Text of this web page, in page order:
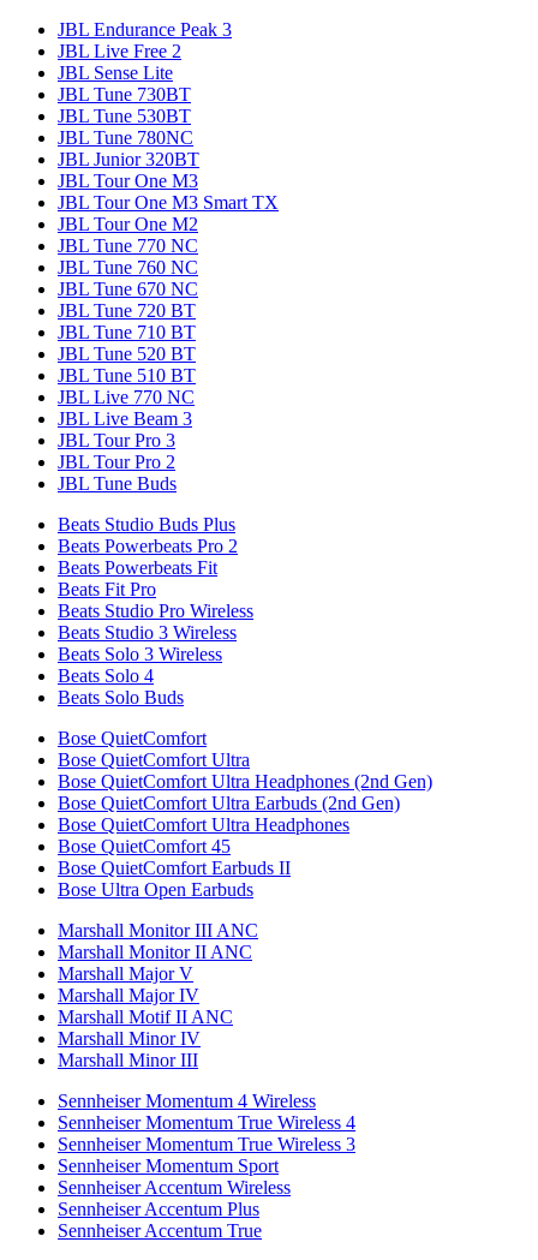
JBL Endurance Peak 3
JBL Live Free 2
JBL Sense Lite
JBL Tune 730BT
JBL Tune 530BT
JBL Tune 780NC
JBL Junior 320BT
JBL Tour One M3
JBL Tour One M3 Smart TX
JBL Tour One M2
JBL Tune 770 NC
JBL Tune 760 NC
JBL Tune 670 NC
JBL Tune 720 BT
JBL Tune 710 BT
JBL Tune 520 BT
JBL Tune 510 BT
JBL Live 770 NC
JBL Live Beam 3
JBL Tour Pro 3
JBL Tour Pro 2
JBL Tune Buds
Beats Studio Buds Plus
Beats Powerbeats Pro 2
Beats Powerbeats Fit
Beats Fit Pro
Beats Studio Pro Wireless
Beats Studio 3 Wireless
Beats Solo 3 Wireless
Beats Solo 4
Beats Solo Buds
Bose QuietComfort
Bose QuietComfort Ultra
Bose QuietComfort Ultra Headphones (2nd Gen)
Bose QuietComfort Ultra Earbuds (2nd Gen)
Bose QuietComfort Ultra Headphones
Bose QuietComfort 45
Bose QuietComfort Earbuds II
Bose Ultra Open Earbuds
Marshall Monitor III ANC
Marshall Monitor II ANC
Marshall Major V
Marshall Major IV
Marshall Motif II ANC
Marshall Minor IV
Marshall Minor III
Sennheiser Momentum 4 Wireless
Sennheiser Momentum True Wireless 4
Sennheiser Momentum True Wireless 3
Sennheiser Momentum Sport
Sennheiser Accentum Wireless
Sennheiser Accentum Plus
Sennheiser Accentum True